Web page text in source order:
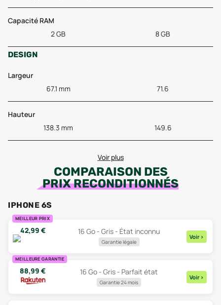
Capacité RAM
2 GB
8 GB
DESIGN
Largeur
67.1 mm
71.6
Hauteur
138.3 mm
149.6
Voir plus
COMPARAISON DES
PRIX RECONDITIONNÉS
IPHONE 6S
MEILLEUR PRIX
42,99 € 16 Go - Gris - État inconnu
Garantie légale
Voir >
MEILLEURE GARANTIE
88,99 € 16 Go - Gris - Parfait état
Garantie 24 mois
Voir >